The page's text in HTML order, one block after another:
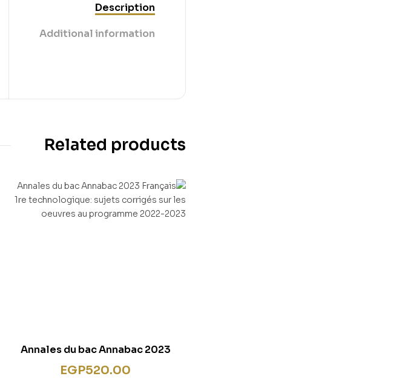
Description
Additional information
Related products
Annales du bac Annabac 2023
Français 1re technologique: sujets
EGP520.00